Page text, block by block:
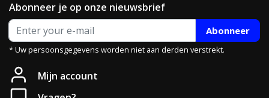
Abonneer je op onze nieuwsbrief
Abonneer
* Uw persoonsgegevens worden niet aan derden verstrekt.
Mijn account